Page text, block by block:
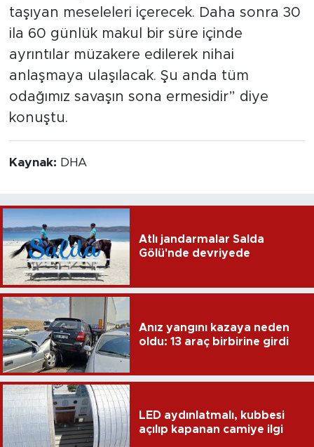
taşıyan meseleleri içerecek. Daha sonra 30
ila 60 günlük makul bir süre içinde
ayrıntılar müzakere edilerek nihai
anlaşmaya ulaşılacak. Şu anda tüm
odağımız savaşın sona ermesidir” diye
konuştu.
Kaynak: DHA
Atlı jandarmalar Salda
Gölü'nde devriyede
Anız yangını kazaya neden
oldu: 13 araç birbirine girdi
LED aydınlatmalı, kubbesi
açılıp kapanan camiye ilgi